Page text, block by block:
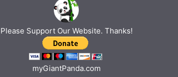
Please Support Our Website. Thanks!
myGiantPanda.com